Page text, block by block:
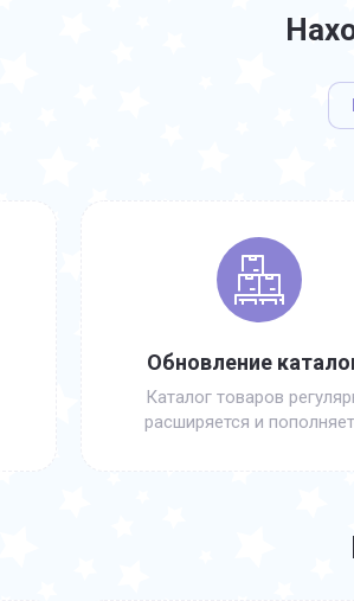
Обновление
Каталог товаров
расширяется и